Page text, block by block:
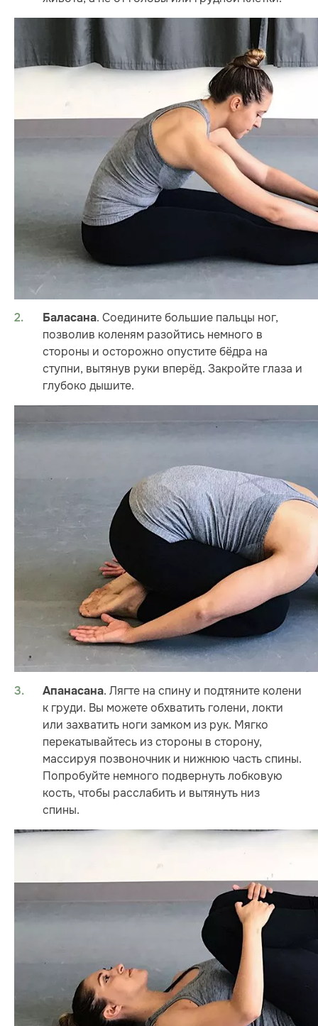
Баласана. Соедините большие пальцы ног,
позволив коленям разойтись немного в
стороны и осторожно опустите бёдра на
ступни, вытянув руки вперёд. Закройте глаза и
глубоко дышите.
Апанасана. Лягте на спину и подтяните колени
к груди. Вы можете обхватить голени, локти
или захватить ноги замком из рук. Мягко
перекатывайтесь из стороны в сторону,
массируя позвоночник и нижнюю часть спины.
Попробуйте немного подвернуть лобковую
кость, чтобы расслабить и вытянуть низ
спины.